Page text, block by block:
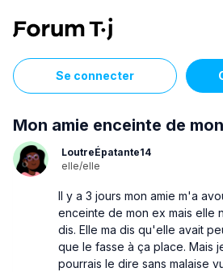
Se connecter
Mon amie enceinte de
LoutreÉpatante14
elle/elle
Il y a 3 jours mon amie m'a
enceinte de mon ex mais elle
dis. Elle ma dis qu'elle avait
que le fasse à ça place. Mais
pourrais le dire sans malaise